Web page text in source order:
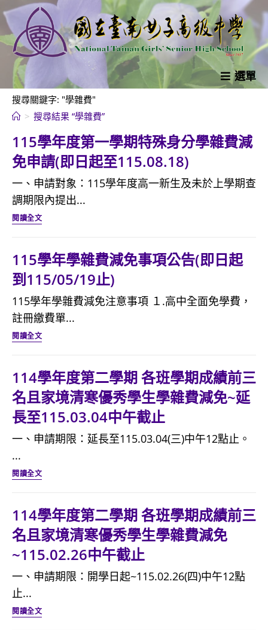
跳
轉
至
內
選單
搜尋關鍵字: "學雜費"
> 搜尋結果 “學雜費”
115學年度第一學期特殊身分學雜費減
免申請(即日起至115.08.18)
一、申請對象：115學年度高一新生及未於上學期查
調期限內提出...
閱讀全文115
年
度
第
一
學
期
殊
身
分
學
雜
減
免
請
(即
日
起
至
115學年學雜費減免事項公告(即日起
到115/05/19止)
115學年學雜費減免注意事項 １.高中全面免學費，
註冊繳費單...
閱讀全文115
年
學
雜
費
減
事
項
告
(即
日
起
到
止)
114學年度第二學期 各班學期成績前三
名且家境清寒優秀學生學雜費減免~延
長至115.03.04中午截止
一、申請期限：延長至115.03.04(三)中午12點止。
...
閱讀全文114
年
度
第
二
學
各
班
114學年度第二學期 各班學期成績前三
名且家境清寒優秀學生學雜費減免
~115.02.26中午截止
一、申請期限：開學日起~115.02.26(四)中午12點
止...
閱讀全文114